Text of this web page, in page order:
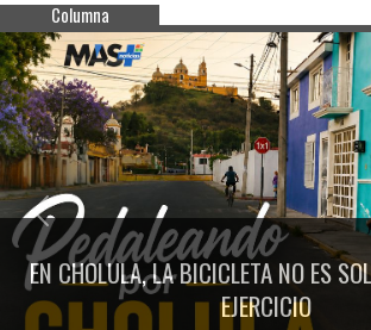
Columna
EN CHOLULA, LA BICICLETA NO ES
EJERCICIO
Previous